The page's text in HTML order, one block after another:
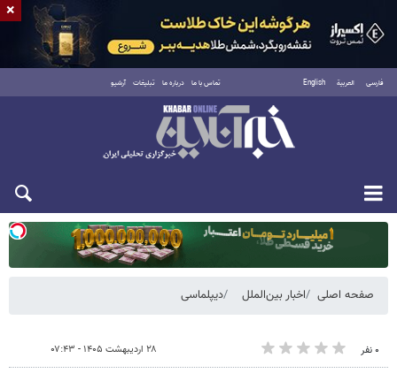
فارسی العربية English تماس با ما درباره ما تبلیغات آرشیو
یکشنبه ۱۸ مرداد ۱۴۰۵
صفحه اصلی اخبار بین‌الملل دیپلماسی
۰ نفر ۲۸ اردیبهشت ۱۴۰۵ - ۰۷:۴۳
×